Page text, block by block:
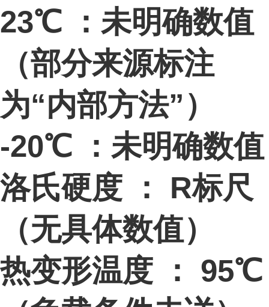
23℃ ：未明确数值
（部分来源标注
为“内部方法”）
-20℃ ：未明确数值
洛氏硬度 ： R标尺
（无具体数值）
热变形温度 ： 95℃